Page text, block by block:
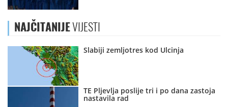
NAJČITANIJEVIJESTI
Slabiji zemljotres kod Ulcinja
TE Pljevlja poslije tri i po dana zastoja
nastavila rad